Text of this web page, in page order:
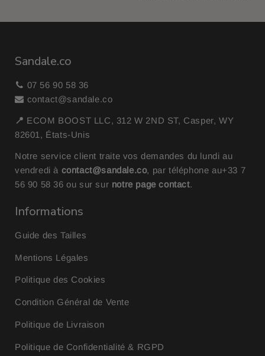
Sandale.co
07 56 90 58 36
contact@sandale.co
📍 ECOM BOOST LLC, 312 W 2ND ST, Casper, WY
82601, États-Unis
Notre service client traite vos demandes du lundi au
vendredi à contact@sandale.co, par téléphone au+33 7
56 90 58 36ou sur sur notre page contact.
Informations
Guide des Tailles
Mentions Légales
Politique des Cookies
Condition Général de Vente
Politique de Livraison
Politique de Confidentialité & RGPD